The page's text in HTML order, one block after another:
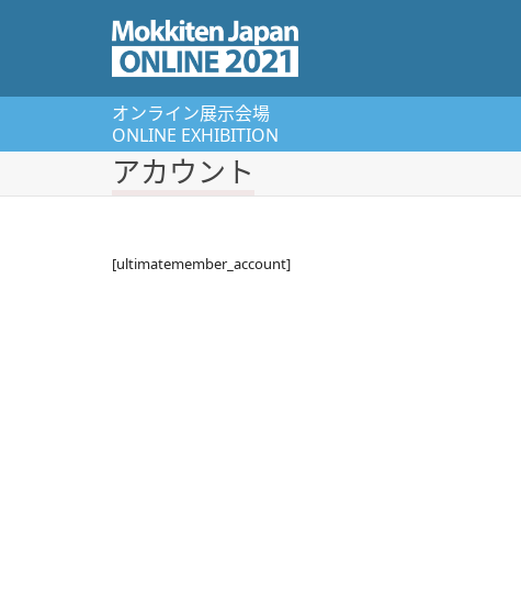
オンライン展⽰会場
ONLINE EXHIBITION
アカウント
[ultimatemember_account]